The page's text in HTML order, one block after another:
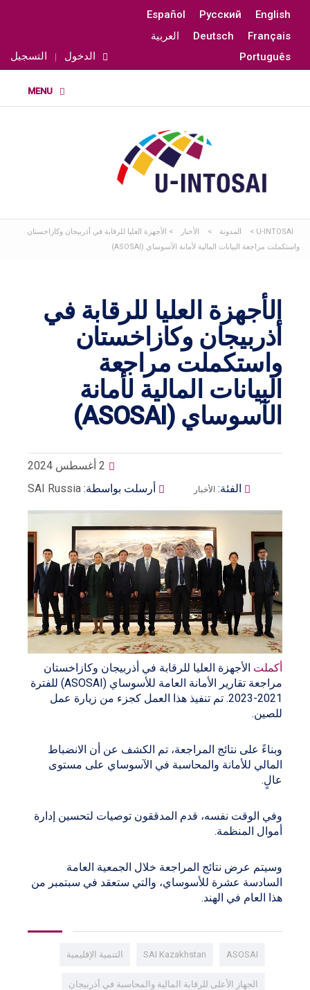
English
Русский
Español
Français
Deutsch
العربية
Português
الدخول التسجيل
U-INTOSAI
> المدونة > الأخبار > الأجهزة العليا للرقابة في أذربيجان وكازاخستان
واستكملت مراجعة البيانات المالية لأمانة الآسوساي (ASOSAI)
الأجهزة العليا للرقابة في
أذربيجان وكازاخستان
واستكملت مراجعة
البيانات المالية لأمانة
الآسوساي (ASOSAI)
2 أغسطس 2024
أرسلت بواسطة: SAI Russia الفئة: الأخبار
أكملت الأجهزة العليا للرقابة في أذربيجان وكازاخستان
مراجعة تقارير الأمانة العامة للأسوساي (ASOSAI) للفترة
2021-2023. تم تنفيذ هذا العمل كجزء من زيارة عمل
للصين.
وبناءً على نتائج المراجعة، تم الكشف عن أن الانضباط
المالي للأمانة والمحاسبة في الآسوساي على مستوى
عالٍ.
وفي الوقت نفسه، قدم المدققون توصيات لتحسين إدارة
أموال المنظمة.
وسيتم عرض نتائج المراجعة خلال الجمعية العامة
السادسة عشرة للأسوساي، والتي ستعقد في سبتمبر من
هذا العام في الهند.
ASOSAI
SAI Kazakhstan التنمية الإقليمية
الجهاز الأعلى للرقابة المالية والمحاسبة في أذربيجان